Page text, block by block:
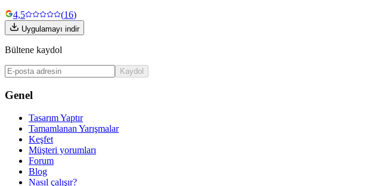
4,5
(16)
Uygulamayı indir
Bültene kaydol
Kaydol
Genel
Tasarım Yaptır
Tamamlanan Yarışmalar
Keşfet
Müşteri yorumları
Forum
Blog
Nasıl çalışır?